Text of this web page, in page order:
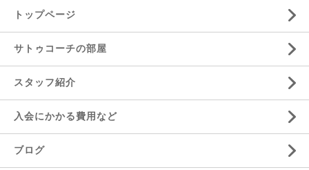
トップページ
サトゥコーチの部屋
スタッフ紹介
入会にかかる費用など
ブログ